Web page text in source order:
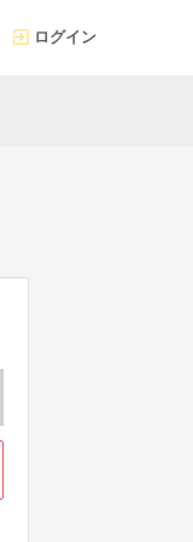
ログイン